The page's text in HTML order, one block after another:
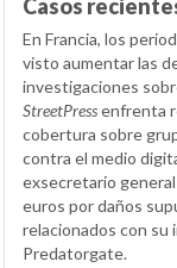
Casos
En Francia, los
visto aumentar las
investigaciones
StreetPressenfrenta
cobertura sobre
contra el medio
exsecretario
euros por daños
relacionados con su
Predatorgate.